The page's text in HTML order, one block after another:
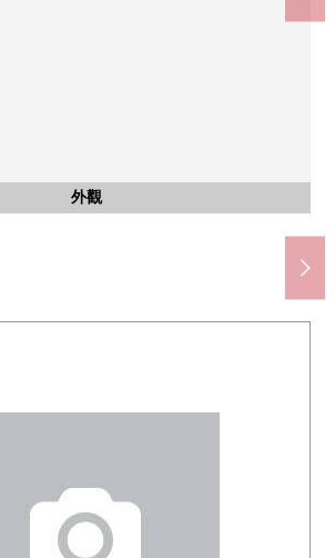
外觀
外觀
外觀
外觀
外觀
外觀
門口
門口
門口
客廳
客廳
洗臉
公共汽車
廁所
1樓
其他內省
廁所
2樓
其他內省
陽台
陽台
風景
風景
外觀
含有前面道路的外觀
含有前面道路的外觀
含有前面道路的外觀
京成臼井站(約2240m)